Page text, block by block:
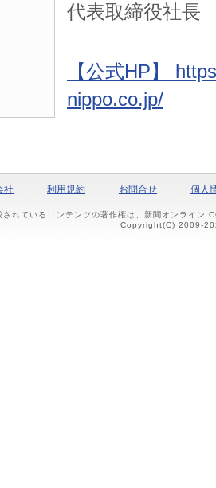
代表取締役社
【公式HP】
nippo.co.jp/
社 利用規約 お問合せ 個人
れているコンテンツの著作権は、新聞オンライン
Copyright(C) 2009-